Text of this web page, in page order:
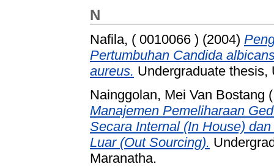
N
Nafila, ( 0010066 ) (2004)
Pertumbuhan Candida
aureus. Undergraduate
Nainggolan, Mei Van Bostang
Manajemen Pemeliharaan
Secara Internal (In House)
Luar (Out Sourcing).
Maranatha.